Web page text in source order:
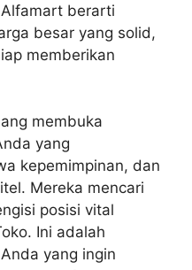
berarti
besar yang solid,
memberikan
membuka
yang
kepemimpinan, dan
Mereka mencari
posisi vital
Ini adalah
yang ingin